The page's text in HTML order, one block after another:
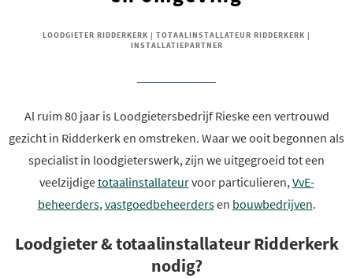
LOODGIETER RIDDERKERK | TOTAALINSTALLATEUR RIDDERKERK |
INSTALLATIEPARTNER
Al ruim 80 jaar is Loodgietersbedrijf Rieske een vertrouwd
gezicht in Ridderkerk en omstreken. Waar we ooit begonnen als
specialist in loodgieterswerk, zijn we uitgegroeid tot een
veelzijdigetotaalinstallateurvoor particulieren,VvE-
beheerders,vastgoedbeheerdersen bouwbedrijven.
Loodgieter & totaalinstallateur Ridderkerk
nodig?